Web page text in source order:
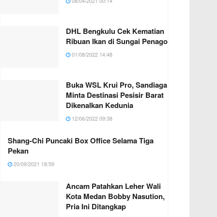
DHL Bengkulu Cek Kematian
Ribuan Ikan di Sungai Penago
01/08/2022 14:48
Buka WSL Krui Pro, Sandiaga
Minta Destinasi Pesisir Barat
Dikenalkan Kedunia
12/06/2022 09:38
Shang-Chi Puncaki Box Office Selama Tiga
Pekan
20/09/2021 18:59
Ancam Patahkan Leher Wali
Kota Medan Bobby Nasution,
Pria Ini Ditangkap